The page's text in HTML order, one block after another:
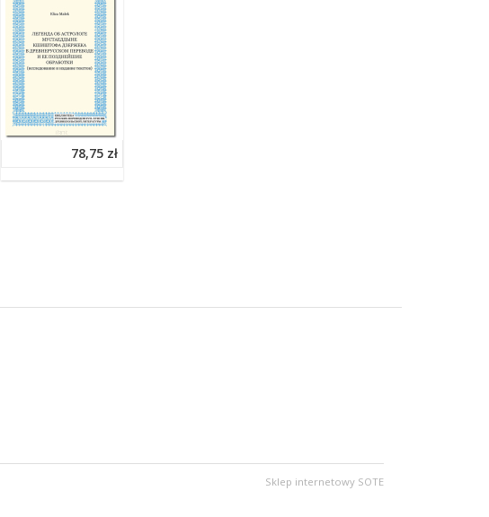
78,75 zł
Sklep internetowy SOTE